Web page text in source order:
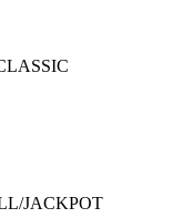
JACKPOT